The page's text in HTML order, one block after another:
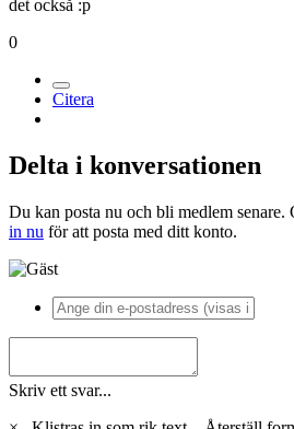
det också :p
0
Citera
Delta i konversationen
Du kan posta nu och bli medlem senare.
in nu för att posta med ditt konto.
Skriv ett svar...